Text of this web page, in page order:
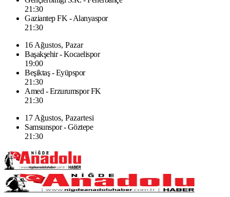
21:30
Gaziantep FK - Alanyaspor
21:30
16 Ağustos, Pazar
Başakşehir - Kocaelispor
19:00
Beşiktaş - Eyüpspor
21:30
Amed - Erzurumspor FK
21:30
17 Ağustos, Pazartesi
Samsunspor - Göztepe
21:30